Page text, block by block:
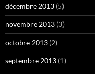
décembre 2013 (5)
novembre 2013 (3)
octobre 2013 (2)
septembre 2013 (1)